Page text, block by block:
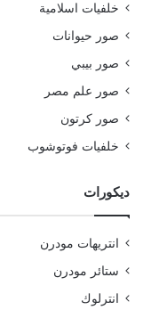
خلفيات اسلامية
صور حيوانات
صور بيبي
صور علم مصر
صور كرتون
خلفيات فوتوشوب
ديكورات
انتريهات مودرن
ستائر مودرن
انترلوك